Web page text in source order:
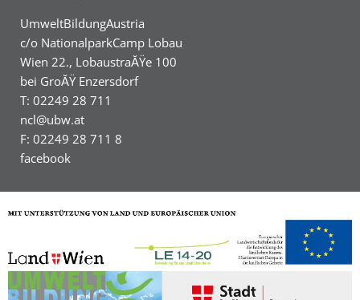
UmweltBildungAustria
c/o NationalparkCamp Lobau
Wien 22., LobaustraĂŸe 100
bei GroĂŸ Enzersdorf
T: 02249 28 711
ncl@ubw.at
F: 02249 28 711 8
facebook